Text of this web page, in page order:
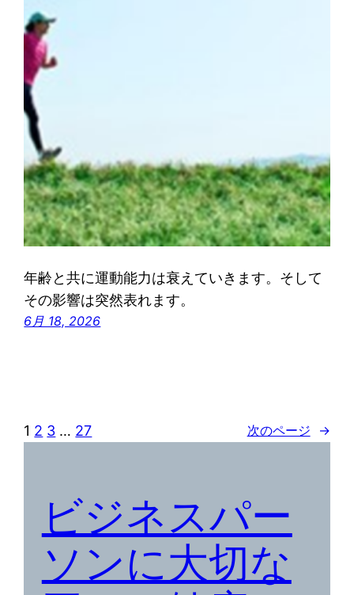
年齢と共に運動能力は衰えていきます。そして
その影響は突然表れます。
6月 18, 2026
1 2 3 … 27 次のページ →
ビジネスパー
ソンに大切な